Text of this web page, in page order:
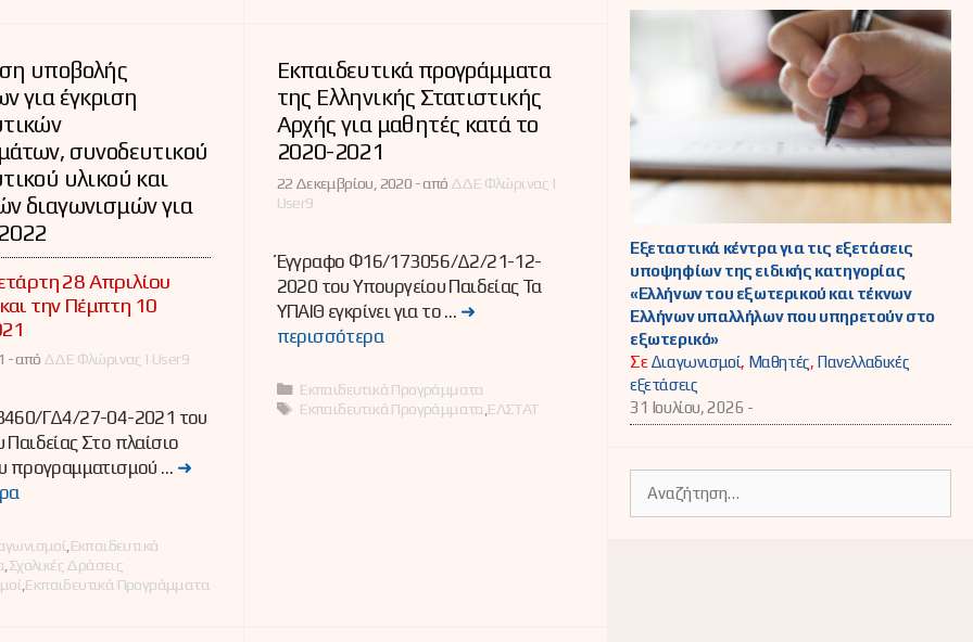
υποβολής
για έγκριση
συνοδευτικού
υλικού και
διαγωνισμών για
28 Απριλίου
την Πέμπτη 10
-από ΔΔΕ Φλώρινας | User9
ΓΔ4/27-04-2021 του
Παιδείας Στο πλαίσιο
προγραμματισμού … ➜
,Εκπαιδευτικά
,Σχολικές Δράσεις
,Εκπαιδευτικά Προγράμματα
Εκπαιδευτικά προγράμματα
της Ελληνικής Στατιστικής
Αρχής για μαθητές κατά το
2020-2021
22 Δεκεμβρίου, 2020 -από ΔΔΕ Φλώρινας |
User9
Έγγραφο Φ16/173056/Δ2/21-12-
2020 του Υπουργείου Παιδείας Τα
ΥΠΑΙΘ εγκρίνει για το … ➜
περισσότερα
Κατηγορίες
Εκπαιδευτικά Προγράμματα
Ετικέτες
Εκπαιδευτικά Προγράμματα,ΕΛΣΤΑΤ
Εξεταστικά κέντρα για τις εξετάσεις
υποψηφίων της ειδικής κατηγορίας
«Ελλήνων του εξωτερικού και τέκνων
Ελλήνων υπαλλήλων που υπηρετούν στο
εξωτερικό»
ΣεΔιαγωνισμοί, Μαθητές, Πανελλαδικές
εξετάσεις
31 Ιουλίου, 2026 -
για: